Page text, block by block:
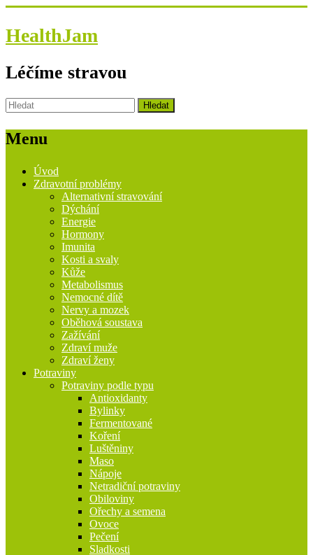
HealthJam
Léčíme stravou
Menu
Úvod
Zdravotní problémy
Alternativní stravování
Dýchání
Energie
Hormony
Imunita
Kosti a svaly
Kůže
Metabolismus
Nemocné dítě
Nervy a mozek
Oběhová soustava
Zažívání
Zdraví muže
Zdraví ženy
Potraviny
Potraviny podle typu
Antioxidanty
Bylinky
Fermentované
Koření
Luštěniny
Maso
Nápoje
Netradiční potraviny
Obiloviny
Ořechy a semena
Ovoce
Pečení
Sladkosti